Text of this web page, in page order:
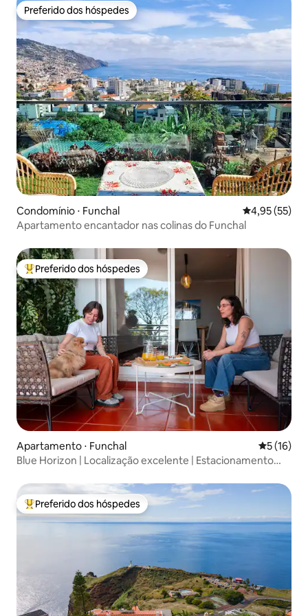
Preferido dos hóspedes
Preferido dos hóspedes
Condomínio ⋅ Funchal 4,95 de uma
4,95 (55)
Apartamento encantador nas colinas do Funchal
Entre os melhores preferidos dos hóspedes
Preferido dos hóspedes
Apartamento ⋅ Funchal 5 de uma
5 (16)
Blue Horizon | Localização excelente | Estacionamento
Entre os melhores preferidos dos hóspedes
Preferido dos hóspedes